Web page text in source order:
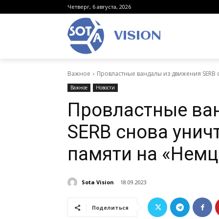
Четверг, 6 августа, 2026
VISION
Важное Провластные вандалы из движения
Важное Новости
Провластные
SERB снова
памяти на
Sota Vision 18.09.2023
Поделиться